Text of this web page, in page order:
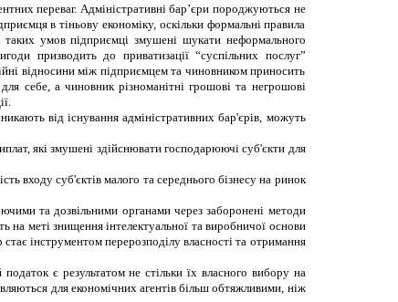
переваг. Адміністративні бар’єри породжуються не
в тіньову економіку, оскільки формальні правила
таких умов підприємці змушені шукати неформального
призводить до приватизації “суспільних послуг”
відносини між підприємцем та чиновником приносить
себе, а чиновник різноманітні грошові та негрошові
від існування адміністративних бар'єрів, можуть
які змушені здійснювати господарюючі суб'єкти для
входу суб'єктів малого та середнього бізнесу на ринок
та дозвільними органами через заборонені методи
на меті знищення інтелектуальної та виробничої основи
стає інструментом перерозподілу власності та отримання
є результатом не стільки їх власного вибору на
для економічних агентів більш обтяжливими, ніж